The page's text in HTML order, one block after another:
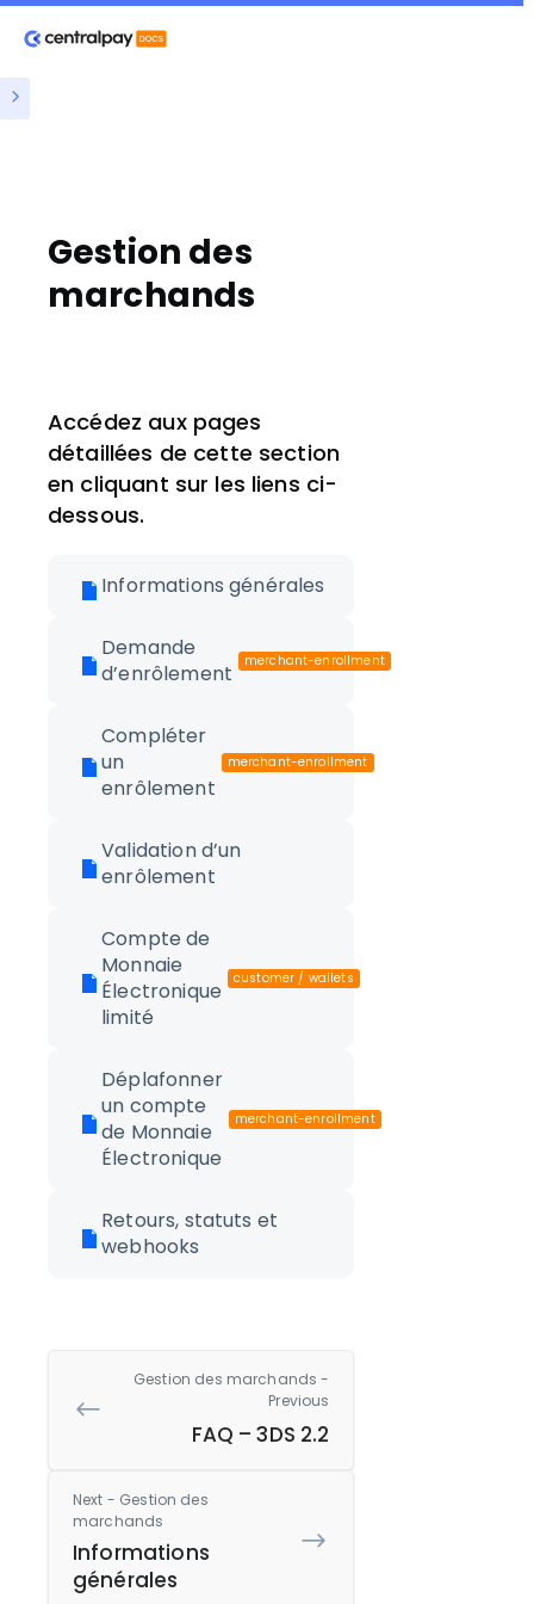
Gestion des
marchands
Accédez aux pages
détaillées de cette section
en cliquant sur les liens ci-
dessous.
Informations générales
Demande
d’enrôlement
merchant-enrollment
Compléter
un
enrôlement
merchant-enrollment
Validation d’un
enrôlement
Compte de
Monnaie
Électronique
limité
customer / wallets
Déplafonner
un compte
de Monnaie
Électronique
merchant-enrollment
Retours, statuts et
webhooks
Gestion des marchands -
Previous
FAQ – 3DS 2.2
Next - Gestion des
marchands
Informations
générales